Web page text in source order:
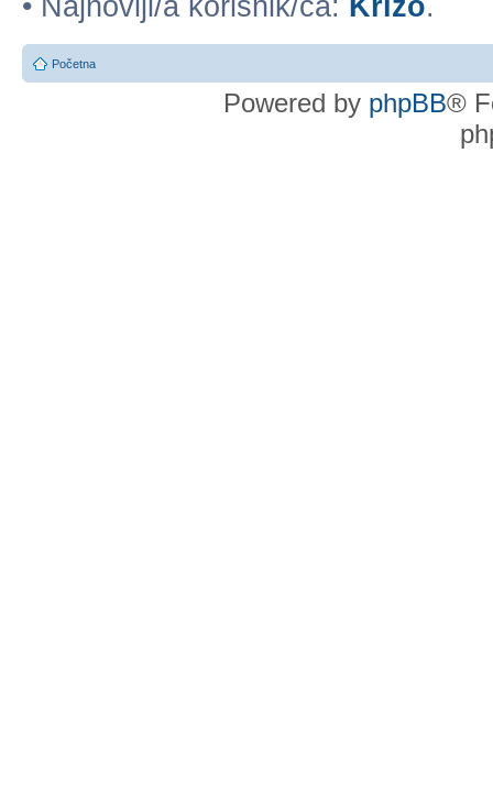
• Najnoviji/a korisnik/ca: Krizo.
Početna
Powered by phpBB®